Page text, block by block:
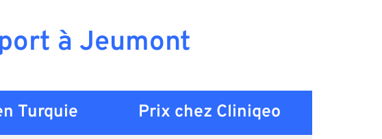
à Jeumont
Turquie Prix chez Cliniqeo